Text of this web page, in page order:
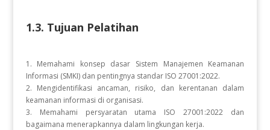
1.3. Tujuan Pelatihan
1. Memahami konsep dasar Sistem Manajemen Keamanan
Informasi (SMKI) dan pentingnya standar ISO 27001:2022.
2. Mengidentifikasi ancaman, risiko, dan kerentanan dalam
keamanan informasi di organisasi.
3. Memahami persyaratan utama ISO 27001:2022 dan
bagaimana menerapkannya dalam lingkungan kerja.